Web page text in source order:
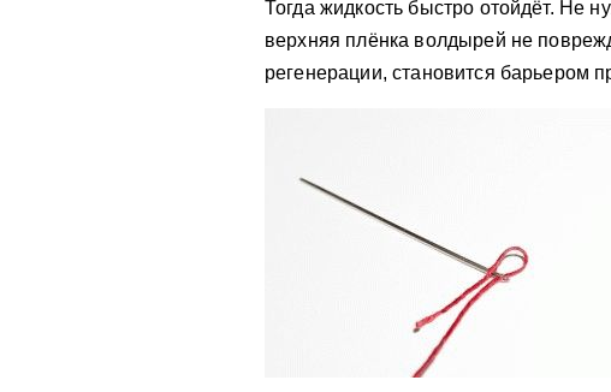
Тогда жидкость быстро отойдёт. Не
верхняя плёнка волдырей не
регенерации, становится барьером